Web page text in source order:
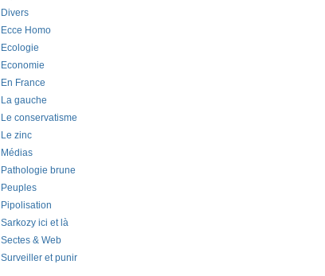
Divers
Ecce Homo
Ecologie
Economie
En France
La gauche
Le conservatisme
Le zinc
Médias
Pathologie brune
Peuples
Pipolisation
Sarkozy ici et là
Sectes & Web
Surveiller et punir